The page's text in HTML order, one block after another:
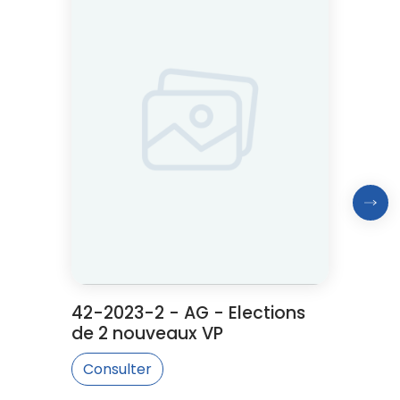
42-2023-2 - AG - Elections
de 2 nouveaux VP
Consulter